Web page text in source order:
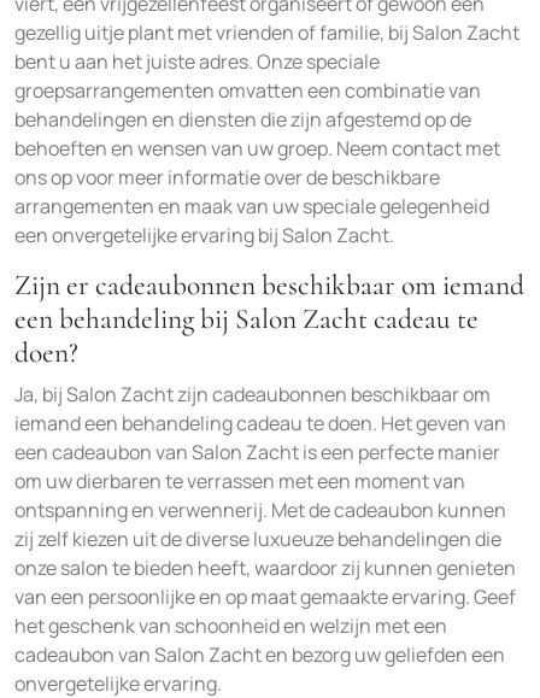
gezellig uitje plant met vrienden of familie, bij Salon Zacht
bent u aan het juiste adres. Onze speciale
groepsarrangementen omvatten een combinatie van
behandelingen en diensten die zijn afgestemd op de
behoeften en wensen van uw groep. Neem contact met
ons op voor meer informatie over de beschikbare
arrangementen en maak van uw speciale gelegenheid
een onvergetelijke ervaring bij Salon Zacht.
Zijn er cadeaubonnen beschikbaar om iemand
een behandeling bij Salon Zacht cadeau te
doen?
Ja, bij Salon Zacht zijn cadeaubonnen beschikbaar om
iemand een behandeling cadeau te doen. Het geven van
een cadeaubon van Salon Zacht is een perfecte manier
om uw dierbaren te verrassen met een moment van
ontspanning en verwennerij. Met de cadeaubon kunnen
zij zelf kiezen uit de diverse luxueuze behandelingen die
onze salon te bieden heeft, waardoor zij kunnen genieten
van een persoonlijke en op maat gemaakte ervaring. Geef
het geschenk van schoonheid en welzijn met een
cadeaubon van Salon Zacht en bezorg uw geliefden een
onvergetelijke ervaring.